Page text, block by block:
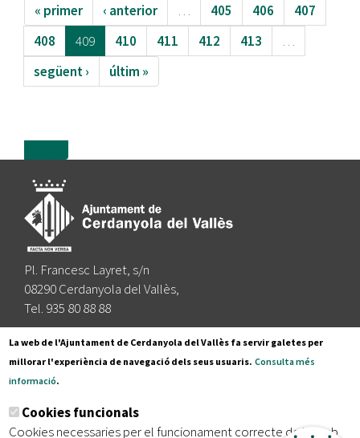
« primer ‹ anterior … 405 406
407
408
409 410 411 412 413
…
següent ›
últim »
Pl. Francesc Layret, s/n
08290 Cerdanyola del Vallès,
Tel. 935 80 88 88
Segueix-nos a:
Subscriu-te al nostre butlletí
La web de l'Ajuntament de Cerdanyola del Vallès fa servir galetes per
millorar l'experiència de navegació dels seus usuaris. Consulta més
informació.
Cookies funcionals
Cookies necessaries per el funcionament correcte de la web